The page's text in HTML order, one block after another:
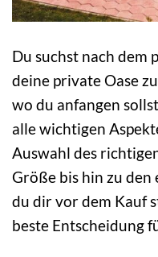
Du suchst nach dem
deine private Oase
wo du anfangen
alle wichtigen
Auswahl des
Größe bis hin zu den
du dir vor dem Kauf
beste Entscheidung